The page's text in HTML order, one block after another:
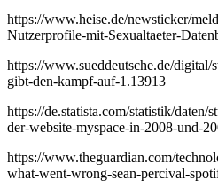
https://www.heise.de/newsticker/
Nutzerprofile-mit-Sexualtaeter-
https://www.sueddeutsche.de/digital/
gibt-den-kampf-auf-1.13913
https://de.statista.com/statistik/daten/
der-website-myspace-in-2008-und-
https://www.theguardian.com/
what-went-wrong-sean-percival-